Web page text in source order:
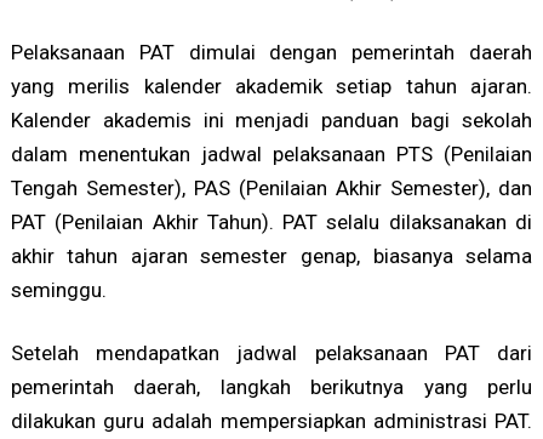
Pelaksanaan PAT dimulai dengan pemerintah daerah
yang merilis kalender akademik setiap tahun ajaran.
Kalender akademis ini menjadi panduan bagi sekolah
dalam menentukan jadwal pelaksanaan PTS (Penilaian
Tengah Semester), PAS (Penilaian Akhir Semester), dan
PAT (Penilaian Akhir Tahun). PAT selalu dilaksanakan di
akhir tahun ajaran semester genap, biasanya selama
seminggu.
Setelah mendapatkan jadwal pelaksanaan PAT dari
pemerintah daerah, langkah berikutnya yang perlu
dilakukan guru adalah mempersiapkan administrasi PAT.